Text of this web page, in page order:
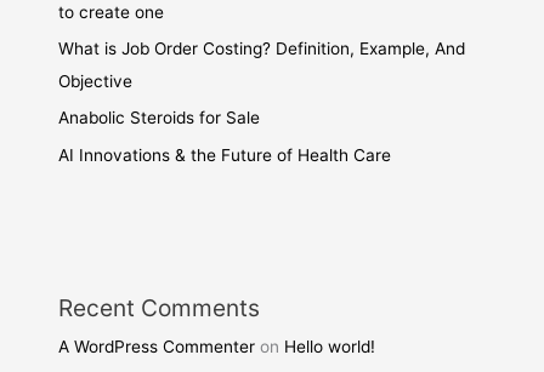
to create one
What is Job Order Costing? Definition, Example, And
Objective
Anabolic Steroids for Sale
AI Innovations & the Future of Health Care
Recent Comments
A WordPress Commenter on Hello world!